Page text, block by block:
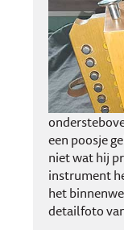
een poosje
niet wat hij
instrument
het
detailfoto